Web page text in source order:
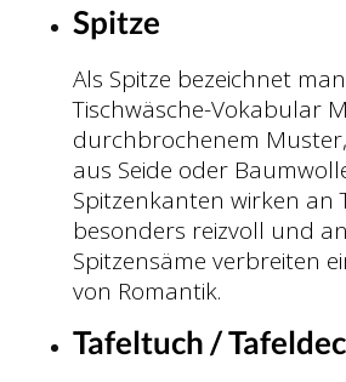
Spitze
Als Spitze bezeichnet
Tischwäsche-Vokabular
durchbrochenem
aus Seide oder
Spitzenkanten wirken an
besonders reizvoll und
Spitzensäme verbreiten
von Romantik.
Tafeltuch /